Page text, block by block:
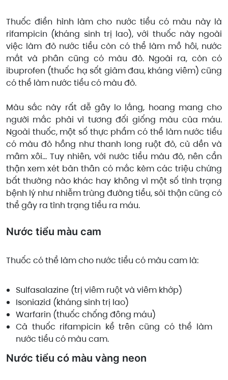
Thuốc điển hình làm cho nước tiểu có màu này là
rifampicin (kháng sinh trị lao), với thuốc này ngoài
việc làm đỏ nước tiểu còn có thể làm mồ hôi, nước
mắt và phân cũng có màu đỏ. Ngoài ra, còn có
ibuprofen (thuốc hạ sốt giảm đau, kháng viêm) cũng
có thể làm nước tiểu có màu đỏ.
Màu sắc này rất dễ gây lo lắng, hoang mang cho
người mắc phải vì tương đối giống màu của máu.
Ngoài thuốc, một số thực phẩm có thể làm nước tiểu
có màu đỏ hồng như thanh long ruột đỏ, củ dền và
mâm xôi… Tuy nhiên, với nước tiểu màu đỏ, nên cẩn
thận xem xét bản thân có mắc kèm các triệu chứng
bất thường nào khác hay không vì một số tình trạng
bệnh lý như nhiễm trùng đường tiểu, sỏi thận cũng có
thể gây ra tình trạng tiểu ra máu.
Nước tiểu màu cam
Thuốc có thể làm cho nước tiểu có màu cam là:
Sulfasalazine (trị viêm ruột và viêm khớp)
Isoniazid (kháng sinh trị lao)
Warfarin (thuốc chống đông máu)
Cả thuốc rifampicin kể trên cũng có thể làm
nước tiểu có màu cam.
Nước tiểu có màu vàng neon